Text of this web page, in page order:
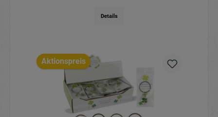
Details
Aktionspreis